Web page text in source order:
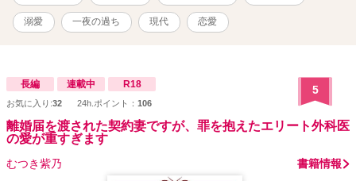
溺愛 一夜の過ち 現代 恋愛
長編 連載中 R18
お気に入り:32 24h.ポイント： 106
5
離婚届を渡された契約妻ですが、罪を抱えたエリート外科医
の愛が重すぎます
むつき紫乃 書籍情報